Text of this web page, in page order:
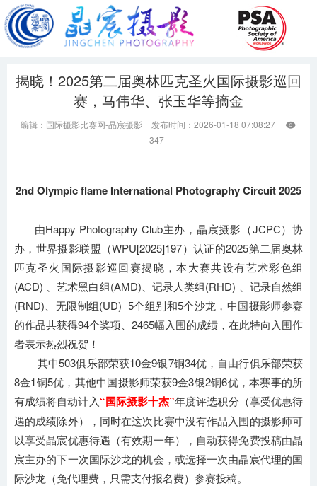
揭晓！2025第二届奥林匹克圣火国际摄影巡回
赛，马伟华、张玉华等摘金
编辑：国际摄影比赛网-晶宸摄影 发布时间：2026-01-18 07:08:27 
347
2nd Olympic flame International Photography Circuit 2025
由Happy Photography Club主办，晶宸摄影（JCPC）协
办，世界摄影联盟（WPU[2025]197）认证的2025第二届奥林
匹克圣火国际摄影巡回赛揭晓，本大赛共设有艺术彩色组
(ACD) 、艺术黑白组(AMD)、记录人类组(RHD) 、记录自然组
(RND)、无限制组(UD) 5个组别和5个沙龙，中国摄影师参赛
的作品共获得94个奖项、2465幅入围的成绩，在此特向入围作
者表示热烈祝贺！
其中503俱乐部荣获10金9银7铜34优，自由行俱乐部荣获
8金1铜5优，其他中国摄影师荣获9金3银2铜6优，本赛事的所
有成绩将自动计入“国际摄影十杰”年度评选积分（享受优惠待
遇的成绩除外），同时在这次比赛中没有作品入围的摄影师可
以享受晶宸优惠待遇（有效期一年），自动获得免费投稿由晶
宸主办的下一次国际沙龙的机会，或选择一次由晶宸代理的国
际沙龙（免代理费，只需支付报名费）参赛投稿。